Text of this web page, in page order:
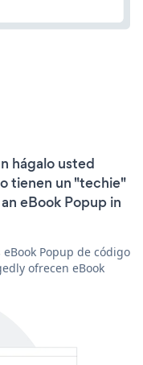
hágalo usted
tienen un "techie"
eBook Popup in
Popup de código
ofrecen eBook